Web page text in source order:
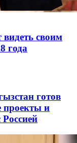
видеть своим
года
готов
проекты и